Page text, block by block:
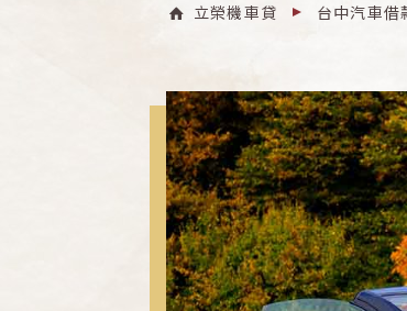
立榮機車貸 台中汽車借